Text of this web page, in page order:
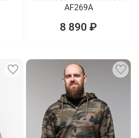
AF269A
8 890 ₽